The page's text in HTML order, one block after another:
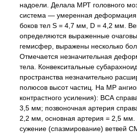
надоели. Делала МРТ головного
система — умеренная деформация
боков тел S = 4,7 мм, D = 4,2 мм.
определяются выраженные
гемисфер, выражены несколько
Отмечается незначительная
тела. Конвекситальные
пространства незначительно
полюсов высот частиц. На МР
контрастного усиления): ВСА
3,5 мм; позвоночная артерия
2,2 мм, основная артерия = 2,5
сужение (спазмирование) ветвей